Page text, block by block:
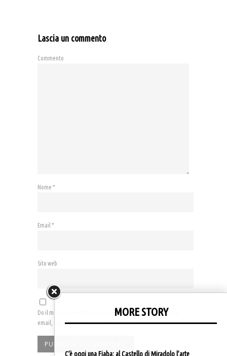
Lascia un commento
Commento
Nome *
Email *
Sito web
Do il mio consenso affinché un cookie salvi i miei dati (nome,
email, sito web) per il prossimo commento.
MORE STORY
C’è oggi una Fiaba: al Castello di Miradolo l’arte